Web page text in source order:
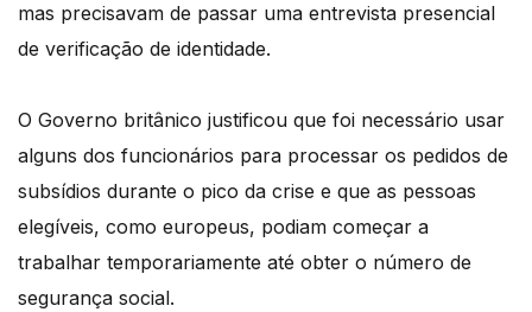
mas precisavam de passar uma entrevista presencial
de verificação de identidade.
O Governo britânico justificou que foi necessário usar
alguns dos funcionários para processar os pedidos de
subsídios durante o pico da crise e que as pessoas
elegíveis, como europeus, podiam começar a
trabalhar temporariamente até obter o número de
segurança social.